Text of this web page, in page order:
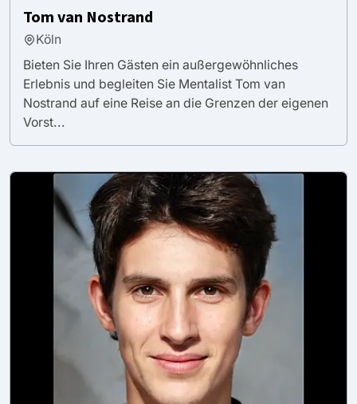
Tom van Nostrand
Köln
Bieten Sie Ihren Gästen ein außergewöhnliches
Erlebnis und begleiten Sie Mentalist Tom van
Nostrand auf eine Reise an die Grenzen der eigenen
Vorst...